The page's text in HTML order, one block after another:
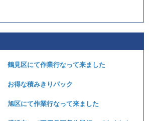
鶴見区にて作業行なって来ました
お得な積みきりパック
旭区にて作業行なって来ました